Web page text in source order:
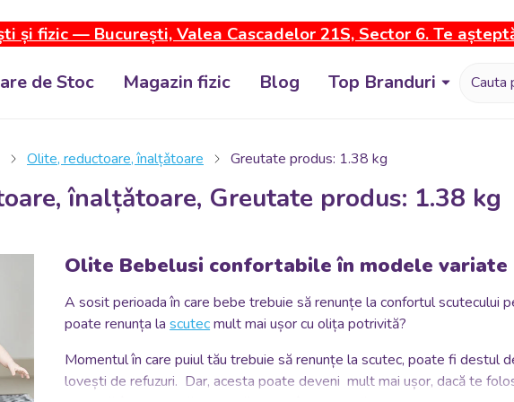
și fizic — București, Valea Cascadelor 21S, Sector 6. Te
de Stoc Magazin fizic Blog Top Branduri
Olite, reductoare, înalțǎtoare
Greutate produs: 1.38 kg
înalțǎtoare, Greutate produs: 1.38 kg
Olite Bebelusi confortabile în modele variate
A sosit perioada în care bebe trebuie să renunțe la confortul scutecului
poate renunța lascutecmult mai ușor cu olița potrivită?
Momentul în care puiul tău trebuie să renunțe la scutec, poate fi destul
lovești de refuzuri. Dar, acesta poate deveni mult mai ușor, dacă te